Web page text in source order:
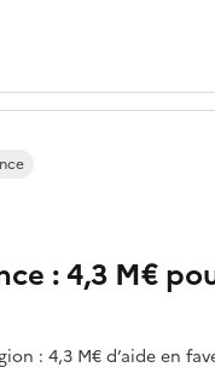
: 4,3 M€
: 4,3 M€ d’aide en